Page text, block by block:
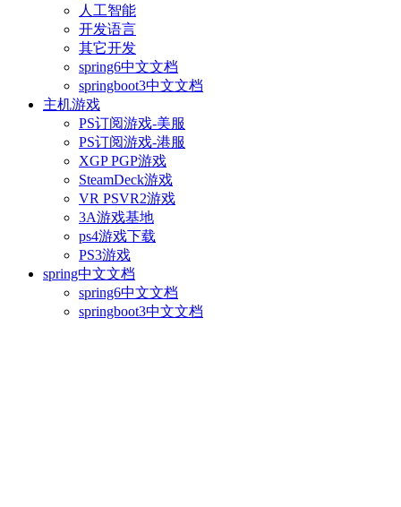
人工智能
开发语言
其它开发
spring6中文文档
springboot3中文文档
主机游戏
PS订阅游戏-美服
PS订阅游戏-港服
XGP PGP游戏
SteamDeck游戏
VR PSVR2游戏
3A游戏基地
ps4游戏下载
PS3游戏
spring中文文档
spring6中文文档
springboot3中文文档